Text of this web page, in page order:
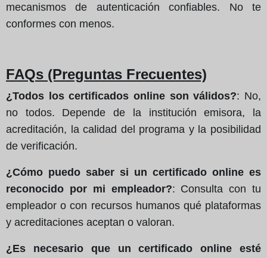
mecanismos de autenticación confiables. No te
conformes con menos.
FAQs (Preguntas Frecuentes)
¿Todos los certificados online son válidos?: No,
no todos. Depende de la institución emisora, la
acreditación, la calidad del programa y la posibilidad
de verificación.
¿Cómo puedo saber si un certificado online es
reconocido por mi empleador?: Consulta con tu
empleador o con recursos humanos qué plataformas
y acreditaciones aceptan o valoran.
¿Es necesario que un certificado online esté